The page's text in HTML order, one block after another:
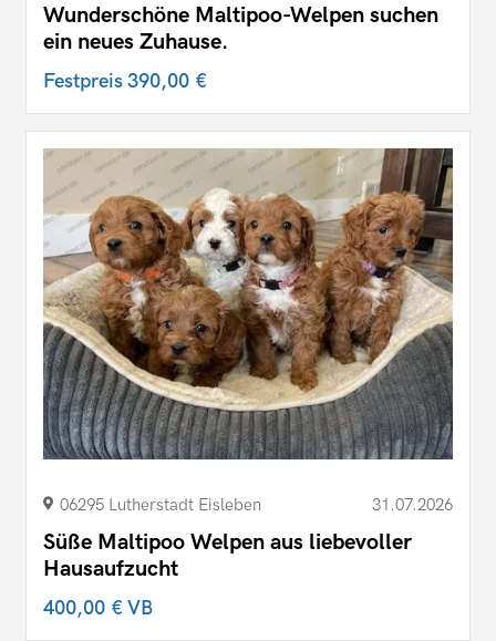
Wunderschöne Maltipoo-Welpen suchen
ein neues Zuhause.
Festpreis390,00 €
06295 Lutherstadt Eisleben 31.07.2026
Süße Maltipoo Welpen aus liebevoller
Hausaufzucht
400,00 €VB